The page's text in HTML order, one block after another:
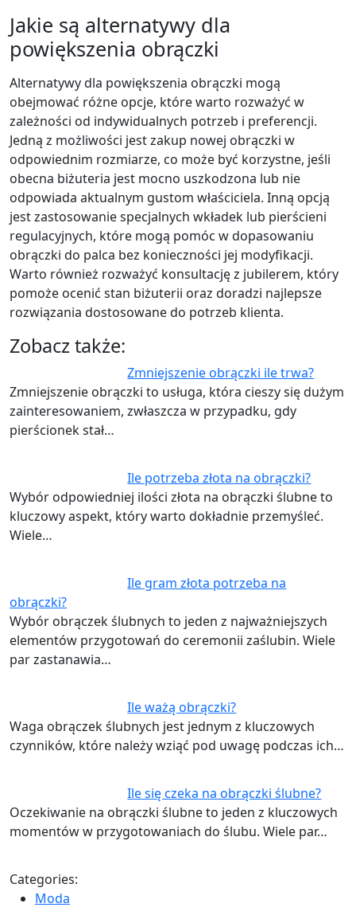
Jakie są alternatywy dla
powiększenia obrączki
Alternatywy dla powiększenia obrączki mogą
obejmować różne opcje, które warto rozważyć w
zależności od indywidualnych potrzeb i preferencji.
Jedną z możliwości jest zakup nowej obrączki w
odpowiednim rozmiarze, co może być korzystne, jeśli
obecna biżuteria jest mocno uszkodzona lub nie
odpowiada aktualnym gustom właściciela. Inną opcją
jest zastosowanie specjalnych wkładek lub pierścieni
regulacyjnych, które mogą pomóc w dopasowaniu
obrączki do palca bez konieczności jej modyfikacji.
Warto również rozważyć konsultację z jubilerem, który
pomoże ocenić stan biżuterii oraz doradzi najlepsze
rozwiązania dostosowane do potrzeb klienta.
Zobacz także:
Zmniejszenie obrączki ile trwa?
Zmniejszenie obrączki to usługa, która cieszy się dużym
zainteresowaniem, zwłaszcza w przypadku, gdy
pierścionek stał…
Ile potrzeba złota na obrączki?
Wybór odpowiedniej ilości złota na obrączki ślubne to
kluczowy aspekt, który warto dokładnie przemyśleć.
Wiele…
Ile gram złota potrzeba na
obrączki?
Wybór obrączek ślubnych to jeden z najważniejszych
elementów przygotowań do ceremonii zaślubin. Wiele
par zastanawia…
Ile ważą obrączki?
Waga obrączek ślubnych jest jednym z kluczowych
czynników, które należy wziąć pod uwagę podczas ich…
Ile się czeka na obrączki ślubne?
Oczekiwanie na obrączki ślubne to jeden z kluczowych
momentów w przygotowaniach do ślubu. Wiele par…
Categories:
Moda